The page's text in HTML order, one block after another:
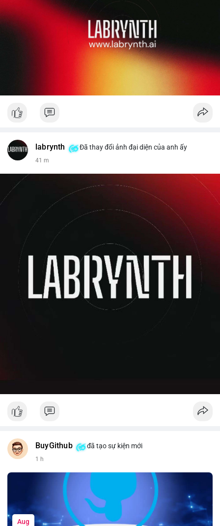
labrynth Đã thay đổi ảnh đại diện của anh ấy
41 m
BuyGithub đã tạo sự kiện mới
1 h
Aug